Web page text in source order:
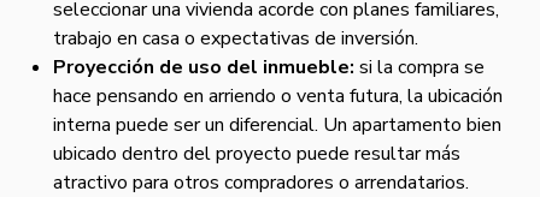
seleccionar una vivienda acorde con planes familiares,
trabajo en casa o expectativas de inversión.
Proyección de uso del inmueble: si la compra se
hace pensando en arriendo o venta futura, la ubicación
interna puede ser un diferencial. Un apartamento bien
ubicado dentro del proyecto puede resultar más
atractivo para otros compradores o arrendatarios.